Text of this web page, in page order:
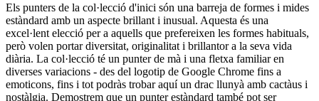
Els punters de la col·lecció d'inici són una barreja de formes i mides
estàndard amb un aspecte brillant i inusual. Aquesta és una
excel·lent elecció per a aquells que prefereixen les formes habituals,
però volen portar diversitat, originalitat i brillantor a la seva vida
diària. La col·lecció té un punter de mà i una fletxa familiar en
diverses variacions - des del logotip de Google Chrome fins a
emoticons, fins i tot podràs trobar aquí un drac llunyà amb cactàus i
nostàlgia. Demostrem que un punter estàndard també pot ser